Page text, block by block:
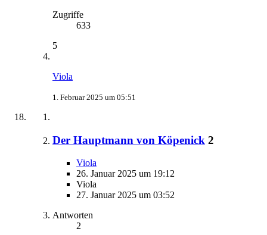
Zugriffe
633
5
Viola
1. Februar 2025 um 05:51
Der Hauptmann von Köpenick 2
Viola
26. Januar 2025 um 19:12
Viola
27. Januar 2025 um 03:52
Antworten
2